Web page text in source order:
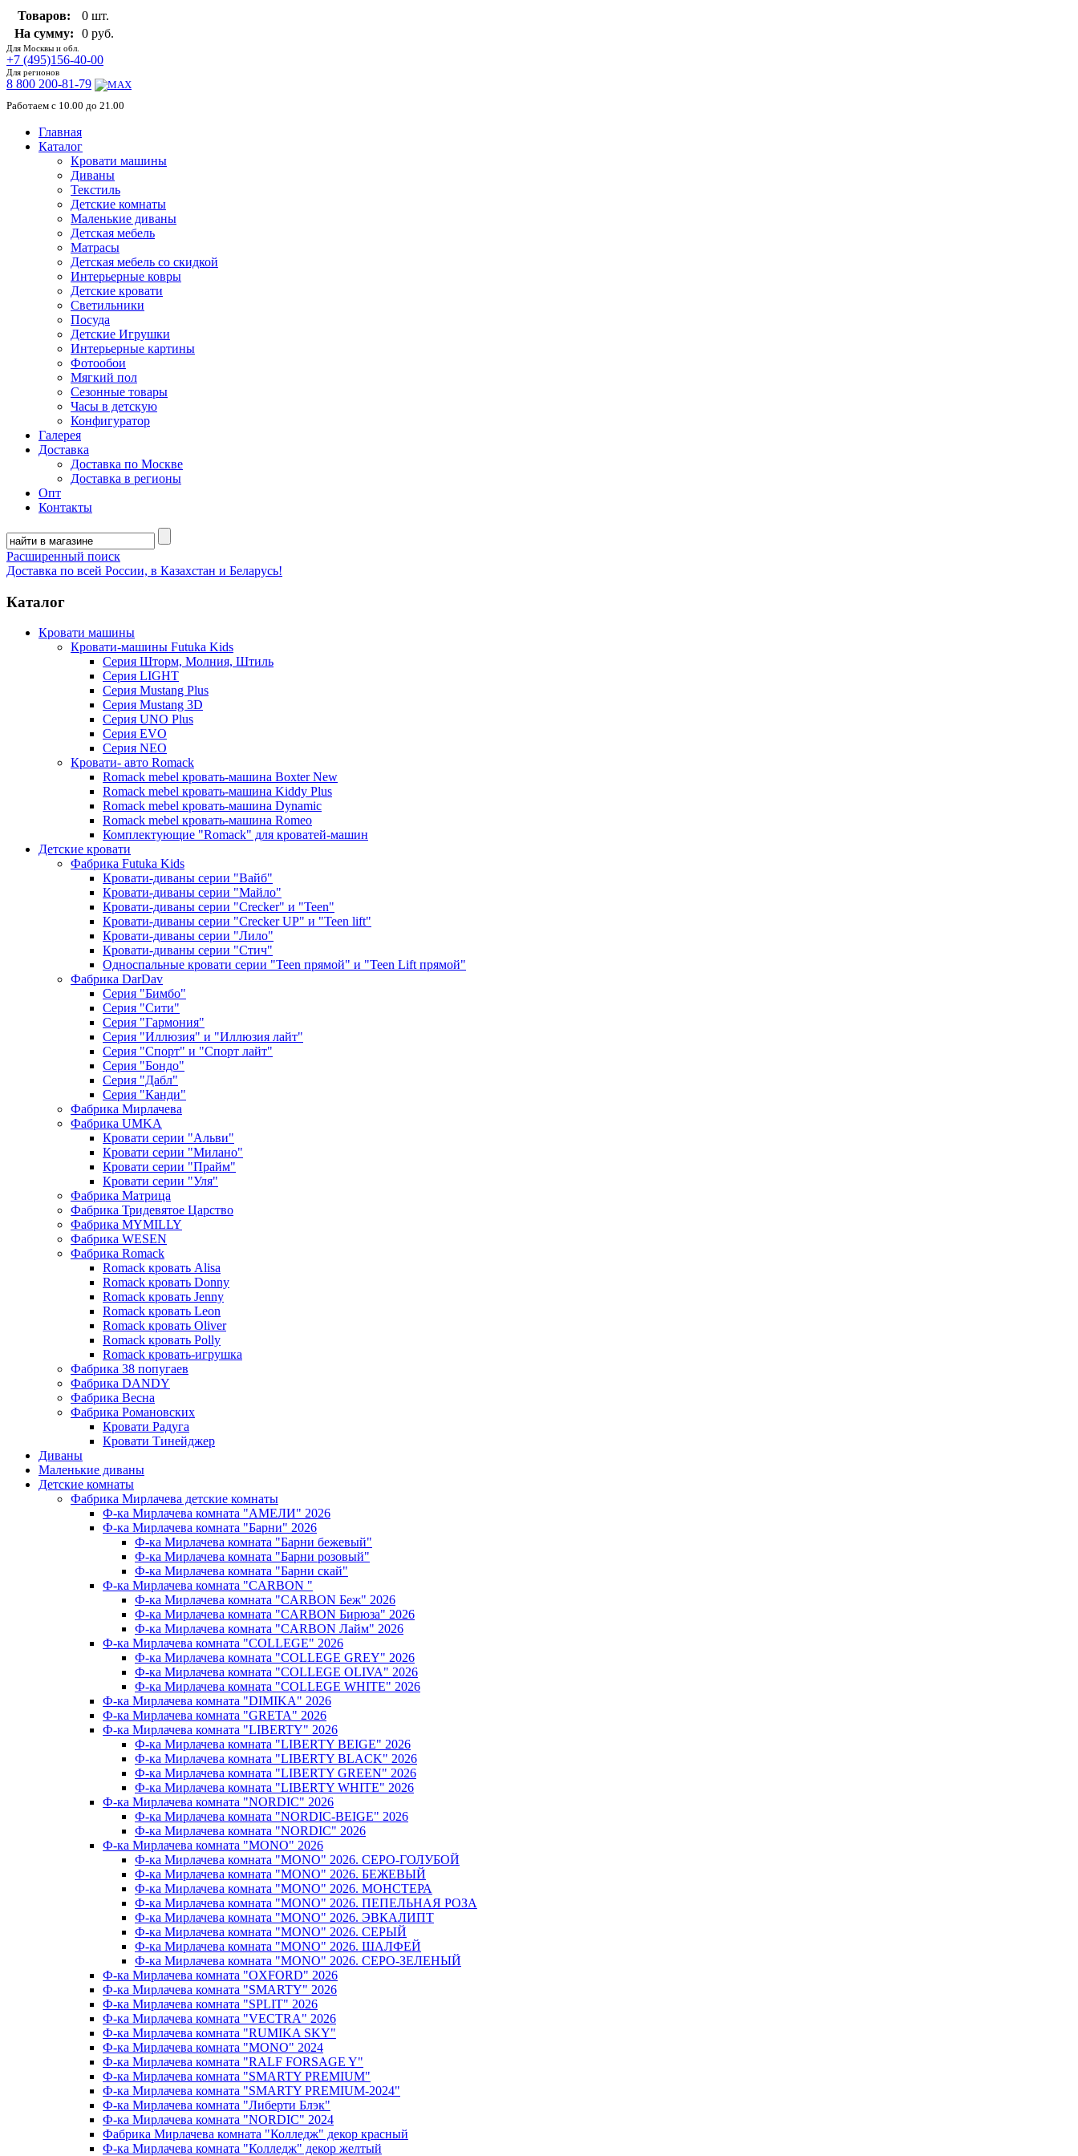
Товаров:
0 шт.
На сумму:
0 руб.
Для Москвы и обл.
+7 (495)156-40-00
Для регионов
8 800 200-81-79
Работаем с 10.00 до 21.00
Главная
Каталог
Кровати машины
Диваны
Текстиль
Детские комнаты
Маленькие диваны
Детская мебель
Матрасы
Детская мебель со скидкой
Интерьерные ковры
Детские кровати
Светильники
Посуда
Детские Игрушки
Интерьерные картины
Фотообои
Мягкий пол
Сезонные товары
Часы в детскую
Конфигуратор
Галерея
Доставка
Доставка по Москве
Доставка в регионы
Опт
Контакты
Расширенный поиск
Доставка по всей России, в Казахстан и Беларусь!
Каталог
Кровати машины
Кровати-машины Futuka Kids
Серия Шторм, Молния, Штиль
Серия LIGHT
Серия Mustang Plus
Серия Mustang 3D
Серия UNO Plus
Серия EVO
Серия NEO
Кровати- авто Romack
Romack mebel кровать-машина Boxter New
Romack mebel кровать-машина Kiddy Plus
Romack mebel кровать-машина Dynamic
Romack mebel кровать-машина Romeo
Комплектующие "Romack" для кроватей-машин
Детские кровати
Фабрика Futuka Kids
Кровати-диваны серии "Вайб"
Кровати-диваны серии "Майло"
Кровати-диваны серии "Creсker" и "Teen"
Кровати-диваны серии "Creсker UP" и "Teen lift"
Кровати-диваны серии "Лило"
Кровати-диваны серии "Стич"
Односпальные кровати серии "Teen прямой" и "Teen Lift прямой"
Фабрика DarDav
Серия "Бимбо"
Серия "Сити"
Серия "Гармония"
Серия "Иллюзия" и "Иллюзия лайт"
Серия "Спорт" и "Спорт лайт"
Серия "Бондо"
Серия "Дабл"
Серия "Канди"
Фабрика Мирлачева
Фабрика UMKA
Кровати серии "Альви"
Кровати серии "Милано"
Кровати серии "Прайм"
Кровати серии "Уля"
Фабрика Матрица
Фабрика Тридевятое Царство
Фабрика MYMILLY
Фабрика WESEN
Фабрика Romack
Romack кровать Alisa
Romack кровать Donny
Romack кровать Jenny
Romack кровать Leon
Romack кровать Oliver
Romack кровать Polly
Romack кровать-игрушка
Фабрика 38 попугаев
Фабрика DАNDY
Фабрика Весна
Фабрика Романовских
Кровати Радуга
Кровати Тинейджер
Диваны
Маленькие диваны
Детские комнаты
Фабрика Мирлачева детские комнаты
Ф-ка Мирлачева комната "АМЕЛИ" 2026
Ф-ка Мирлачева комната "Барни" 2026
Ф-ка Мирлачева комната "Барни бежевый"
Ф-ка Мирлачева комната "Барни розовый"
Ф-ка Мирлачева комната "Барни скай"
Ф-ка Мирлачева комната "CARBON "
Ф-ка Мирлачева комната "CARBON Беж" 2026
Ф-ка Мирлачева комната "CARBON Бирюза" 2026
Ф-ка Мирлачева комната "CARBON Лайм" 2026
Ф-ка Мирлачева комната "COLLEGE" 2026
Ф-ка Мирлачева комната "COLLEGE GREY" 2026
Ф-ка Мирлачева комната "COLLEGE OLIVA" 2026
Ф-ка Мирлачева комната "COLLEGE WHITE" 2026
Ф-ка Мирлачева комната "DIMIKA" 2026
Ф-ка Мирлачева комната "GRETA" 2026
Ф-ка Мирлачева комната "LIBERTY" 2026
Ф-ка Мирлачева комната "LIBERTY BEIGE" 2026
Ф-ка Мирлачева комната "LIBERTY BLACK" 2026
Ф-ка Мирлачева комната "LIBERTY GREEN" 2026
Ф-ка Мирлачева комната "LIBERTY WHITE" 2026
Ф-ка Мирлачева комната "NORDIC" 2026
Ф-ка Мирлачева комната "NORDIC-BEIGE" 2026
Ф-ка Мирлачева комната "NORDIC" 2026
Ф-ка Мирлачева комната "MONO" 2026
Ф-ка Мирлачева комната "MONO" 2026. СЕРО-ГОЛУБОЙ
Ф-ка Мирлачева комната "MONO" 2026. БЕЖЕВЫЙ
Ф-ка Мирлачева комната "MONO" 2026. МОНСТЕРА
Ф-ка Мирлачева комната "MONO" 2026. ПЕПЕЛЬНАЯ РОЗА
Ф-ка Мирлачева комната "MONO" 2026. ЭВКАЛИПТ
Ф-ка Мирлачева комната "MONO" 2026. СЕРЫЙ
Ф-ка Мирлачева комната "MONO" 2026. ШАЛФЕЙ
Ф-ка Мирлачева комната "MONO" 2026. СЕРО-ЗЕЛЕНЫЙ
Ф-ка Мирлачева комната "OXFORD" 2026
Ф-ка Мирлачева комната "SMARTY" 2026
Ф-ка Мирлачева комната "SPLIT" 2026
Ф-ка Мирлачева комната "VECTRA" 2026
Ф-ка Мирлачева комната "RUMIKA SKY"
Ф-ка Мирлачева комната "MONO" 2024
Ф-ка Мирлачева комната "RALF FORSAGE Y"
Ф-ка Мирлачева комната "SMARTY PREMIUM"
Ф-ка Мирлачева комната "SMARTY PREMIUM-2024"
Ф-ка Мирлачева комната "Либерти Блэк"
Ф-ка Мирлачева комната "NORDIC" 2024
Фабрика Мирлачева комната "Колледж" декор красный
Ф-ка Мирлачева комната "Колледж" декор желтый